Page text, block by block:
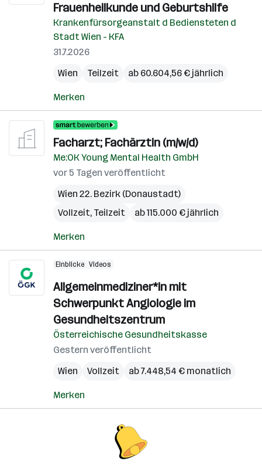
Frauenheilkunde und Geburtshilfe
Krankenfürsorgeanstalt d Bediensteten d
Stadt Wien - KFA
31.7.2026
Wien
Teilzeit ab 60.604,56 € jährlich
Merken
Facharzt; Fachärztin (m/w/d)
Me:OK Young Mental Health GmbH
vor 5 Tagen veröffentlicht
Wien 22. Bezirk (Donaustadt)
Vollzeit, Teilzeit
ab 115.000 € jährlich
Merken
Einblicke Videos
Allgemeinmediziner*in mit
Schwerpunkt Angiologie im
Gesundheitszentrum
Österreichische Gesundheitskasse
Gestern veröffentlicht
Wien
Vollzeit ab 7.448,54 € monatlich
Merken